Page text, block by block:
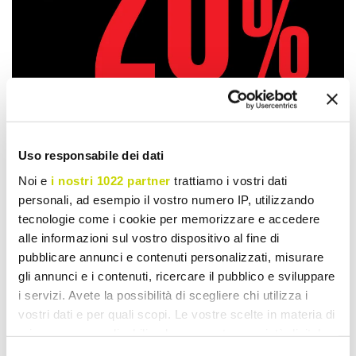
Uso responsabile dei dati
Noi e i nostri 1022 partner trattiamo i vostri dati
personali, ad esempio il vostro numero IP, utilizzando
tecnologie come i cookie per memorizzare e accedere
alle informazioni sul vostro dispositivo al fine di
pubblicare annunci e contenuti personalizzati, misurare
gli annunci e i contenuti, ricercare il pubblico e sviluppare
i servizi. Avete la possibilità di scegliere chi utilizza i
vostri dati e per quali scopi. Le vostre scelte in materia di
Oferta por tempo limitado.
Não perca!